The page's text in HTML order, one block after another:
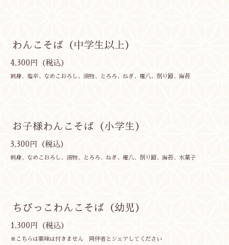
わんこそば（中学生以上）
4,300円（税込）
刺身、塩辛、なめこおろし、漬物、とろろ、ねぎ、権八、削り節、海苔
お子様わんこそば（小学生）
3,300円（税込）
刺身、なめこおろし、漬物、とろろ、ねぎ、権八、削り節、海苔、水菓子
ちびっこわんこそば（幼児）
1,300円（税込）
※こちらは薬味は付きません 同伴者とシェアしてください